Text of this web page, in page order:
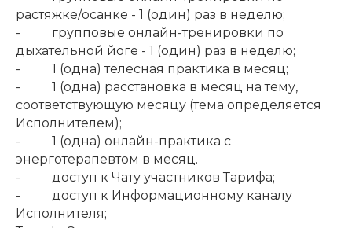
растяжке/осанке - 1 (один) раз в неделю;
- групповые онлайн-тренировки по
дыхательной йоге - 1 (один) раз в неделю;
- 1 (одна) телесная практика в месяц;
- 1 (одна) расстановка в месяц на тему,
соответствующую месяцу (тема определяется
Исполнителем);
- 1 (одна) онлайн-практика с
энерготерапевтом в месяц.
- доступ к Чату участников Тарифа;
- доступ к Информационному каналу
Исполнителя;